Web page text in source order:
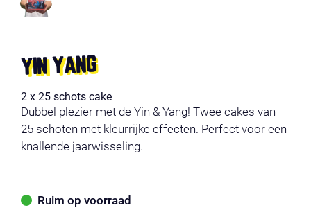
YIN YANG
2 x 25 schots cake
Dubbel plezier met de Yin & Yang! Twee cakes van
25 schoten met kleurrijke effecten. Perfect voor een
knallende jaarwisseling.
Ruim op voorraad